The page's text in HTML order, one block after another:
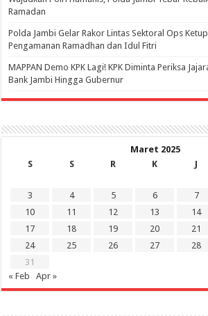
Ramadan
Polda Jambi Gelar Rakor Lintas Sektoral Ops
Pengamanan Ramadhan dan Idul Fitri
‎MAPPAN Demo KPK Lagi! KPK Diminta Periksa
Bank Jambi Hingga Gubernur ‎
Maret 2025
S
S R K J
3
4 5 6 7
10
11 12 13 14
17
18 19 20 21
24
25 26 27 28
31
« Feb
Apr »